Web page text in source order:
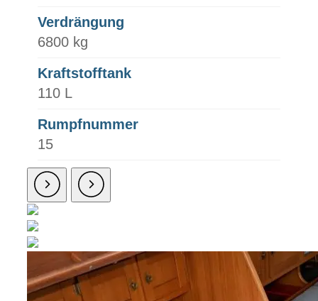
Verdrängung
6800 kg
Kraftstofftank
110 L
Rumpfnummer
15